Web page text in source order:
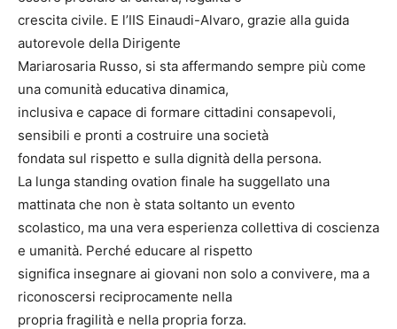
crescita civile. E l’IIS Einaudi-Alvaro, grazie alla guida
autorevole della Dirigente
Mariarosaria Russo, si sta affermando sempre più come
una comunità educativa dinamica,
inclusiva e capace di formare cittadini consapevoli,
sensibili e pronti a costruire una società
fondata sul rispetto e sulla dignità della persona.
La lunga standing ovation finale ha suggellato una
mattinata che non è stata soltanto un evento
scolastico, ma una vera esperienza collettiva di coscienza
e umanità. Perché educare al rispetto
significa insegnare ai giovani non solo a convivere, ma a
riconoscersi reciprocamente nella
propria fragilità e nella propria forza.